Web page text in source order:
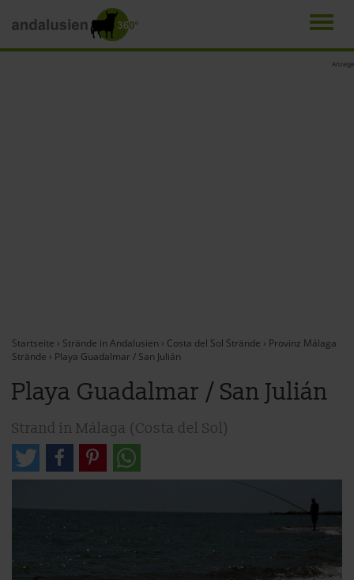
Anzeige
Startseite › Strände in Andalusien › Costa del Sol Strände › Provinz Málaga
Strände › Playa Guadalmar / San Julián
Playa Guadalmar / San Julián
Strand in Málaga (Costa del Sol)